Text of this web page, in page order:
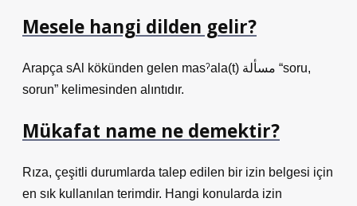
Mesele hangi dilden gelir?
Arapça sAl kökünden gelen masˀala(t) مسألة “soru,
sorun” kelimesinden alıntıdır.
Mükafat name ne demektir?
Rıza, çeşitli durumlarda talep edilen bir izin belgesi için
en sık kullanılan terimdir. Hangi konularda izin